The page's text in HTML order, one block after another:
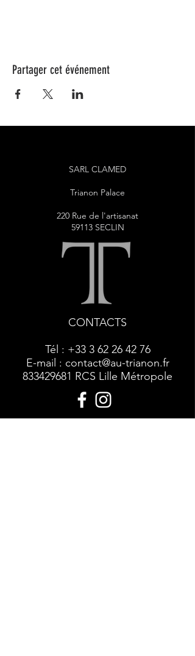
Partager cet événement
SARL CLAMED
Trianon Palace
220 Rue de l'artisanat
59113 SECLIN
CONTACTS
Tél : +33 3 62 26 42 76
E-mail : contact@au-trianon.fr
833429681 RCS Lille Métropole